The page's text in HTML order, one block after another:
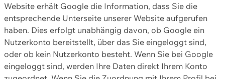
Website erhält Google die Information, dass Sie die
entsprechende Unterseite unserer Website aufgerufen
haben. Dies erfolgt unabhängig davon, ob Google ein
Nutzerkonto bereitstellt, über das Sie eingeloggt sind,
oder ob kein Nutzerkonto besteht. Wenn Sie bei Google
eingeloggt sind, werden Ihre Daten direkt Ihrem Konto